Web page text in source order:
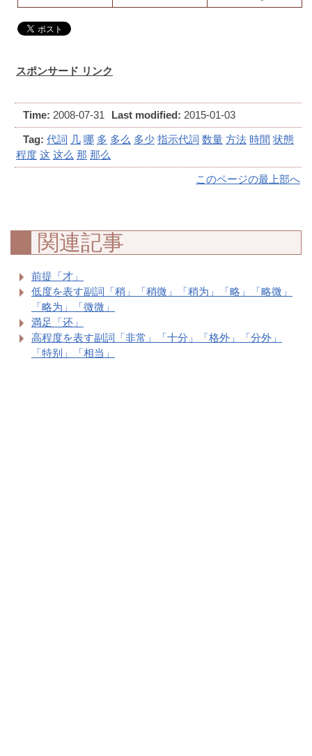
スポンサード リンク
Time: 2008-07-31 Last modified: 2015-01-03
Tag: 代詞 几 哪 多 多么 多少 指示代詞 数量 方法 時間 状態
程度 这 这么 那 那么
このページの最上部へ
関連記事
前提「才」
低度を表す副詞「稍」「稍微」「稍为」「略」「略微」
「略为」「微微」
満足「还」
高程度を表す副詞「非常」「十分」「格外」「分外」
「特别」「相当」